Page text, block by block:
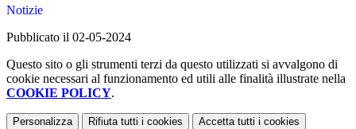
Notizie
Pubblicato il 02-05-2024
Questo sito o gli strumenti terzi da questo utilizzati si avvalgono di
cookie necessari al funzionamento ed utili alle finalità illustrate nella
COOKIE POLICY.
Personalizza Rifiuta tutti i cookies Accetta tutti i cookies